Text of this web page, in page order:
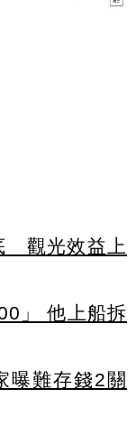
觀光效益上
」 他上船拆
曝難存錢2關